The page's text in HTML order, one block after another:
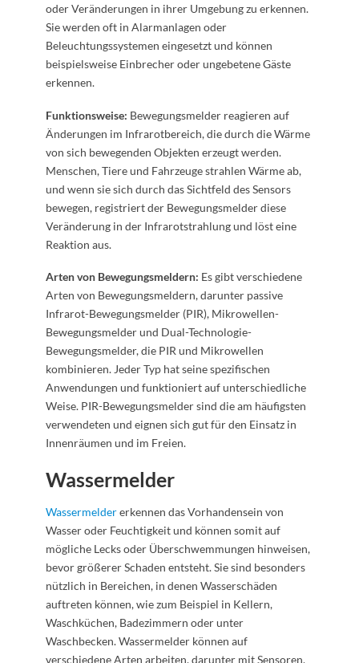
oder Veränderungen in ihrer Umgebung zu erkennen.
Sie werden oft in Alarmanlagen oder
Beleuchtungssystemen eingesetzt und können
beispielsweise Einbrecher oder ungebetene Gäste
erkennen.
Funktionsweise: Bewegungsmelder reagieren auf
Änderungen im Infrarotbereich, die durch die Wärme
von sich bewegenden Objekten erzeugt werden.
Menschen, Tiere und Fahrzeuge strahlen Wärme ab,
und wenn sie sich durch das Sichtfeld des Sensors
bewegen, registriert der Bewegungsmelder diese
Veränderung in der Infrarotstrahlung und löst eine
Reaktion aus.
Arten von Bewegungsmeldern: Es gibt verschiedene
Arten von Bewegungsmeldern, darunter passive
Infrarot-Bewegungsmelder (PIR), Mikrowellen-
Bewegungsmelder und Dual-Technologie-
Bewegungsmelder, die PIR und Mikrowellen
kombinieren. Jeder Typ hat seine spezifischen
Anwendungen und funktioniert auf unterschiedliche
Weise. PIR-Bewegungsmelder sind die am häufigsten
verwendeten und eignen sich gut für den Einsatz in
Innenräumen und im Freien.
Wassermelder
Wassermeldererkennen das Vorhandensein von
Wasser oder Feuchtigkeit und können somit auf
mögliche Lecks oder Überschwemmungen hinweisen,
bevor größerer Schaden entsteht. Sie sind besonders
nützlich in Bereichen, in denen Wasserschäden
auftreten können, wie zum Beispiel in Kellern,
Waschküchen, Badezimmern oder unter
Waschbecken. Wassermelder können auf
verschiedene Arten arbeiten, darunter mit Sensoren,